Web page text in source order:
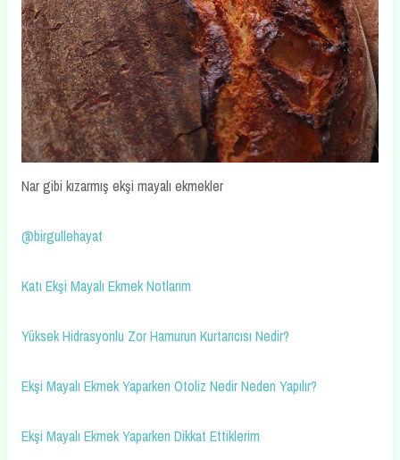
Nar gibi kızarmış ekşi mayalı ekmekler
@birgullehayat
Katı Ekşi Mayalı Ekmek Notlarım
Yüksek Hidrasyonlu Zor Hamurun Kurtarıcısı Nedir?
Ekşi Mayalı Ekmek Yaparken Otoliz Nedir Neden Yapılır?
Ekşi Mayalı Ekmek Yaparken Dikkat Ettiklerim